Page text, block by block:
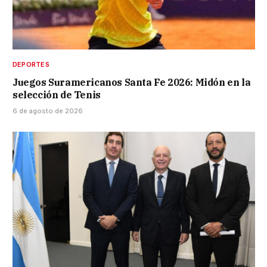
DEPORTES
Juegos Suramericanos Santa Fe 2026: Midón en la
selección de Tenis
6 de agosto de 2026